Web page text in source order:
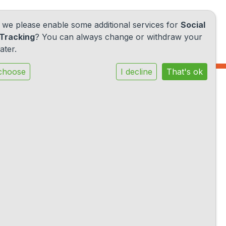
deze gewoonte is dat je gelooft dat
deze gedachte gaan we ervan uit dat
overkomt.
we please enable some additional services for Social
? You can always change or withdraw your
I decline That's ok